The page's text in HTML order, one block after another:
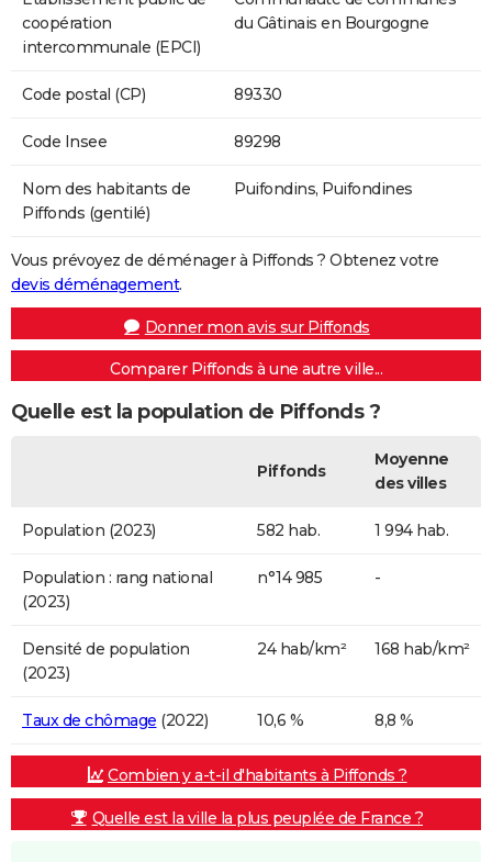
coopération
intercommunale (EPCI)
du Gâtinais en Bourgogne
Code postal (CP) 89330
Code Insee 89298
Nom des habitants de
Piffonds (gentilé)
Puifondins, Puifondines
Vous prévoyez de déménager à Piffonds ? Obtenez votre
devis déménagement.
Donner mon avis sur Piffonds
Comparer Piffonds à une autre ville...
Quelle est la population de Piffonds ?
Piffonds
Moyenne
des villes
Population (2023) 582 hab. 1 994 hab.
Population : rang national
(2023)
n°14 985 -
Densité de population
(2023)
24 hab/km² 168 hab/km²
Taux de chômage (2022) 10,6 % 8,8 %
Combien y a-t-il d'habitants à Piffonds ?
Quelle est la ville la plus peuplée de France ?